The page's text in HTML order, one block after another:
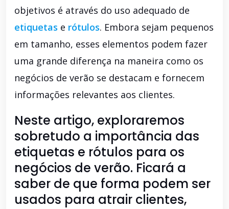
objetivos é através do uso adequado de
etiquetas e rótulos. Embora sejam pequenos
em tamanho, esses elementos podem fazer
uma grande diferença na maneira como os
negócios de verão se destacam e fornecem
informações relevantes aos clientes.
Neste artigo, exploraremos
sobretudo a importância das
etiquetas e rótulos para os
negócios de verão. Ficará a
saber de que forma podem ser
usados ​​para atrair clientes,